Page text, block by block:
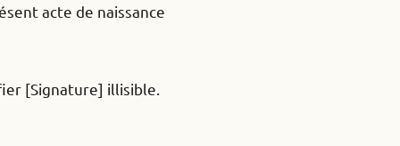
acte de naissance
[Signature] illisible.